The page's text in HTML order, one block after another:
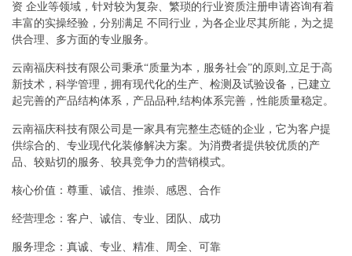
资 企业等领域，针对较为复杂、繁琐的行业资质注册申请咨询有着
丰富的实操经验，分别满足 不同行业，为各企业尽其所能，为之提
供合理、多方面的专业服务。
云南福庆科技有限公司秉承“质量为本，服务社会”的原则,立足于高
新技术，科学管理，拥有现代化的生产、检测及试验设备，已建立
起完善的产品结构体系，产品品种,结构体系完善，性能质量稳定。
云南福庆科技有限公司是一家具有完整生态链的企业，它为客户提
供综合的、专业现代化装修解决方案。为消费者提供较优质的产
品、较贴切的服务、较具竞争力的营销模式。
核心价值：尊重、诚信、推崇、感恩、合作
经营理念：客户、诚信、专业、团队、成功
服务理念：真诚、专业、精准、周全、可靠